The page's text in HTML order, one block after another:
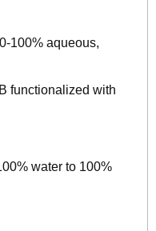
100% aqueous,
functionalized with
water to 100%